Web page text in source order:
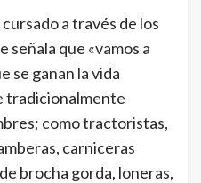
a través de los
señala que «vamos a
se ganan la vida
tradicionalmente
como tractoristas,
carniceras
brocha gorda, loneras,